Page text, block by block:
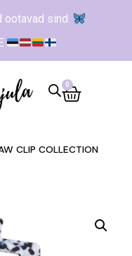
ootavad sind.
0
CLIP COLLECTION